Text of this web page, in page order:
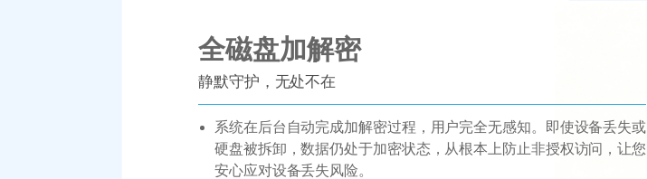
全磁盘加解密
静默守护，无处不在
系统在后台自动完成加解密过程，用户完全无感知。即使设备丢失或
硬盘被拆卸，数据仍处于加密状态，从根本上防止非授权访问，让您
安心应对设备丢失风险。